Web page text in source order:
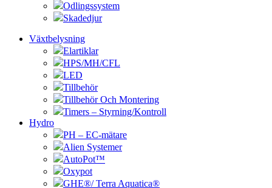
Odlingssystem
Skadedjur
Växtbelysning
Elartiklar
HPS/MH/CFL
LED
Tillbehör
Tillbehör Och Montering
Timers – Styrning/Kontroll
Hydro
PH – EC-mätare
Alien Systemer
AutoPot™
Oxypot
GHE®/ Terra Aquatica®